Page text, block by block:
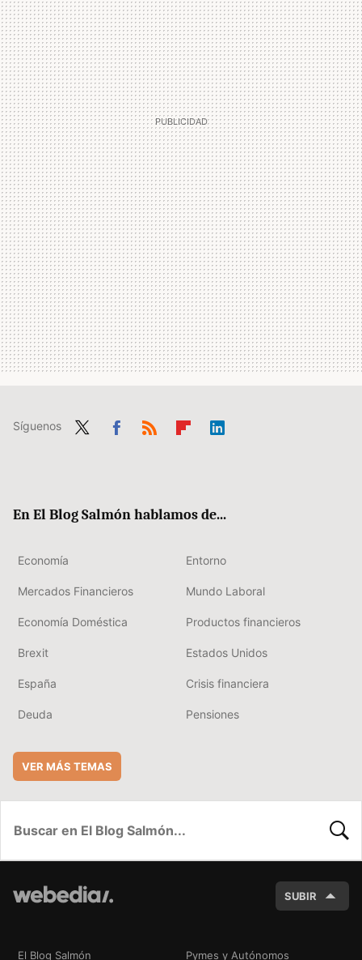
Síguenos
En El Blog Salmón hablamos de...
Economía Entorno
Mercados Financieros Mundo Laboral
Economía Doméstica Productos financieros
Brexit Estados Unidos
España Crisis financiera
Deuda Pensiones
VER MÁS TEMAS
SUBIR
El Blog Salmón Pymes y Autónomos